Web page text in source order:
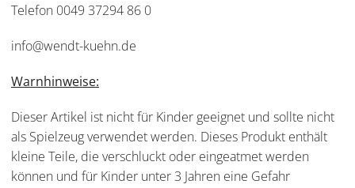
Telefon 0049 37294 86 0
info@wendt-kuehn.de
Warnhinweise:
Dieser Artikel ist nicht für Kinder geeignet und sollte nicht
als Spielzeug verwendet werden. Dieses Produkt enthält
kleine Teile, die verschluckt oder eingeatmet werden
können und für Kinder unter 3 Jahren eine Gefahr